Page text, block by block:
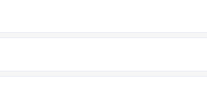
أو تليفونياً وطلب الخدمة منه بعمل زيارة
وحجم العمل وتوقيته وهل هو عمل مستعجل أم